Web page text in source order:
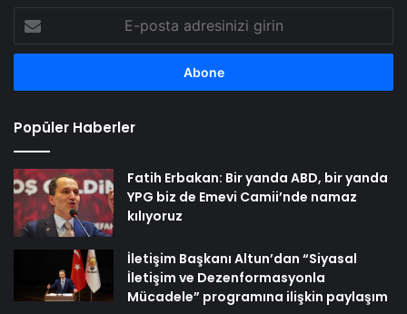
posta
adresinizi
Popüler Haberler
Fatih Erbakan: Bir yanda ABD, bir yanda
YPG biz de Emevi Camii’nde namaz
kılıyoruz
İletişim Başkanı Altun’dan “Siyasal
İletişim ve Dezenformasyonla
Mücadele” programına ilişkin paylaşım